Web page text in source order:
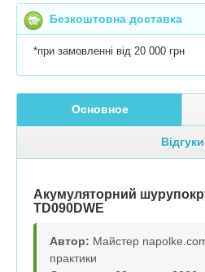
Безкоштовна доставка
*при замовленні від 20 000 грн
Основное
Відгуки
Акумуляторний
TD090DWE
Автор: Майстер
практики